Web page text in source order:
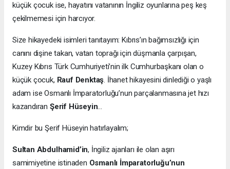
küçük çocuk ise, hayatını vatanının İngiliz oyunlarına peş keş
çekilmemesi için harcıyor.
Size hikayedeki isimleri tanıtayım: Kıbrıs’ın bağımsızlığı için
canını dişine takan, vatan toprağı için düşmanla çarpışan,
Kuzey Kıbrıs Türk Cumhuriyeti’nin ilk Cumhurbaşkanı olan o
küçük çocuk, Rauf Denktaş. İhanet hikayesini dinlediği o yaşlı
adam ise Osmanlı İmparatorluğu’nun parçalanmasına jet hızı
kazandıran Şerif Hüseyin…
Kimdir bu Şerif Hüseyin hatırlayalım;
Sultan Abdulhamid’in, İngiliz ajanları ile olan aşırı
samimiyetine istinaden Osmanlı İmparatorluğu’nun